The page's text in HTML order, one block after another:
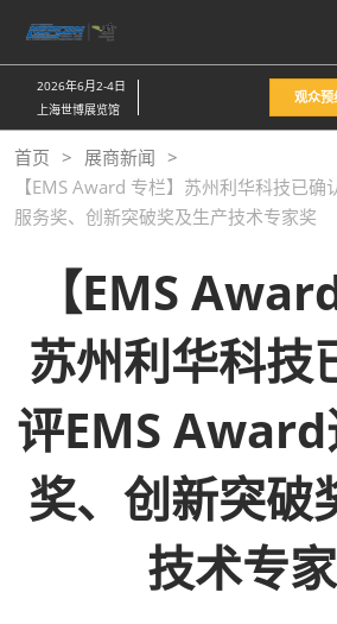
接
跳
至
内
容
2026年6月2-4日
上海世博展览馆
观众预
首页
展商新闻
【EMS Award 专栏】苏州利华科技已
服务奖、创新突破奖及生产技术专家奖
【EMS
苏州利华科技
评EMS
奖、创新突破
技术专